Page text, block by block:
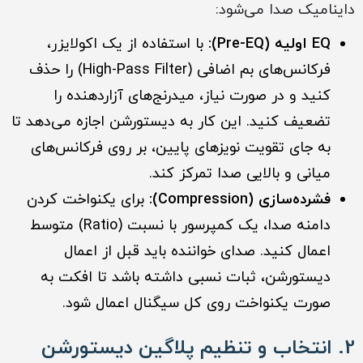
داینامیک صدا می‌شود:
EQ اولیه (Pre-EQ):
با استفاده از یک اکولایزر،
فرکانس‌های بم اضافی (High-Pass Filter) را حذف
کنید و در صورت نیاز، میدرنج‌های آزاردهنده را
تضعیف کنید. این کار به دیستورشن اجازه می‌دهد تا
به جای تقویت نویزهای پایین، بر روی فرکانس‌های
میانی و بالایی صدا تمرکز کند.
فشرده‌سازی (Compression):
برای یکنواخت کردن
دامنه صدا، یک کمپرسور با نسبت (Ratio) متوسط
اعمال کنید. صدای خواننده باید قبل از اعمال
دیستورشن، ثبات نسبی داشته باشد تا افکت به
صورت یکنواخت روی کل سیگنال اعمال شود.
2. انتخاب و تنظیم پلاگین دیستورشن